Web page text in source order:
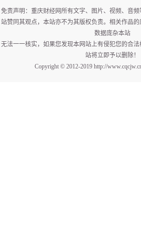
免责声明：重庆财经网所有文字、图片、视频、音
站赞同其观点，本站亦不为其版权负责。相关作品
数据庞杂本站
无法一一核实，如果您发现本网站上有侵犯您的合
站将立即予以删除！
Copyright © 2012-2019 http://